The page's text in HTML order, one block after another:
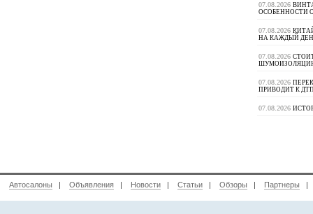
07.08.2026
ОСОБЕННОСТИ
07.08.2026
НА КАЖДЫЙ
07.08.2026
07.08.2026
ПРИВОДИТ К
07.08.2026
Автосалоны | Объявления | Новости | Статьи | Обзоры | Партнеры